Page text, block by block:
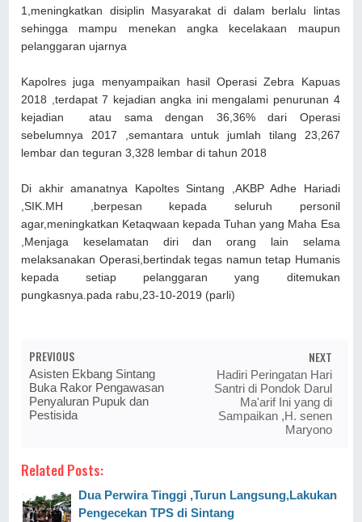
1,meningkatkan disiplin Masyarakat di dalam berlalu lintas
sehingga mampu menekan angka kecelakaan maupun
pelanggaran ujarnya
Kapolres juga menyampaikan hasil Operasi Zebra Kapuas
2018 ,terdapat 7 kejadian angka ini mengalami penurunan 4
kejadian atau sama dengan 36,36% dari Operasi
sebelumnya 2017 ,semantara untuk jumlah tilang 23,267
lembar dan teguran 3,328 lembar di tahun 2018
Di akhir amanatnya Kapoltes Sintang ,AKBP Adhe Hariadi
,SIK.MH ,berpesan kepada seluruh personil
agar,meningkatkan Ketaqwaan kepada Tuhan yang Maha Esa
,Menjaga keselamatan diri dan orang lain selama
melaksanakan Operasi,bertindak tegas namun tetap Humanis
kepada setiap pelanggaran yang ditemukan
pungkasnya.pada rabu,23-10-2019 (parli)
PREVIOUS
Asisten Ekbang Sintang
Buka Rakor Pengawasan
Penyaluran Pupuk dan
Pestisida
NEXT
Hadiri Peringatan Hari
Santri di Pondok Darul
Ma'arif Ini yang di
Sampaikan ,H. senen
Maryono
Related Posts:
Dua Perwira Tinggi ,Turun Langsung,Lakukan
Pengecekan TPS di Sintang